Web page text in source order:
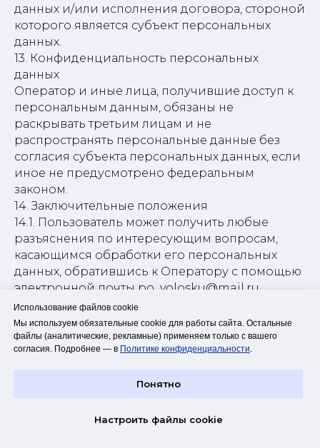
данных и/или исполнения договора, стороной
которого является субъект персональных
данных.
13. Конфиденциальность персональных
данных
Оператор и иные лица, получившие доступ к
персональным данным, обязаны не
раскрывать третьим лицам и не
распространять персональные данные без
согласия субъекта персональных данных, если
иное не предусмотрено федеральным
законом.
14. Заключительные положения
14.1. Пользователь может получить любые
разъяснения по интересующим вопросам,
касающимся обработки его персональных
данных, обратившись к Оператору с помощью
электронной почты po_volosku@mail.ru.
14.2. В данном документе будут отражены
любые изменения политики обработки
персональных данных Оператором. Политика
действует бессрочно до замены ее новой
14.3. Актуальная версия Политики в свободном
адресу https://povolosku.tilda.ws/politika.
Использование файлов cookie
Мы используем обязательные cookie для работы сайта. Остальные
файлы (аналитические, рекламные) применяем только с вашего
согласия. Подробнее — в Политике конфиденциальности.
Понятно
Настроить файлы cookie